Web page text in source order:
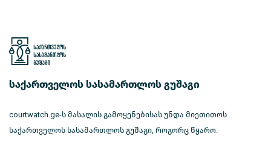
საქართველოს სასამართლოს გუშაგი
courtwatch.ge-ს მასალის გამოყენებისას უნდა მიეთითოს
საქართველოს სასამართლოს გუშაგი, როგორც წყარო.